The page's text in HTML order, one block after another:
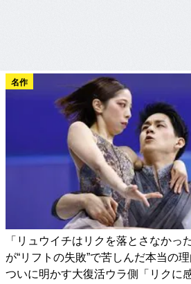
名作
「リュウイチはリクを落とさなかっ
が“リフトの失敗”で苦しんだ本当の
ついに明かす大復活ウラ側「リクに